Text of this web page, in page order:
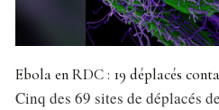
Ebola en RDC : 19 déplacés
Cinq des 69 sites de déplacés